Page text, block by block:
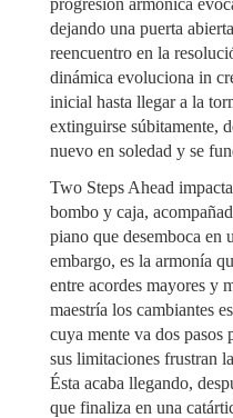
progresión armónica
dejando una puerta
reencuentro en la
dinámica evoluciona in
inicial hasta llegar a la
extinguirse súbitamente,
nuevo en soledad y se
Two Steps Ahead
bombo y caja,
piano que desemboca en
embargo, es la armonía
entre acordes mayores y
maestría los cambiantes
cuya mente va dos pasos
sus limitaciones frustran
Ésta acaba llegando,
que finaliza en una